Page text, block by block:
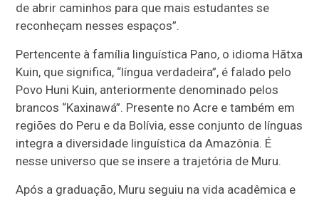
de abrir caminhos para que mais estudantes se
reconheçam nesses espaços”.
Pertencente à família linguística Pano, o idioma Hãtxa
Kuin, que significa, “língua verdadeira”, é falado pelo
Povo Huni Kuin, anteriormente denominado pelos
brancos “Kaxinawá”. Presente no Acre e também em
regiões do Peru e da Bolívia, esse conjunto de línguas
integra a diversidade linguística da Amazônia. É
nesse universo que se insere a trajetória de Muru.
Após a graduação, Muru seguiu na vida acadêmica e